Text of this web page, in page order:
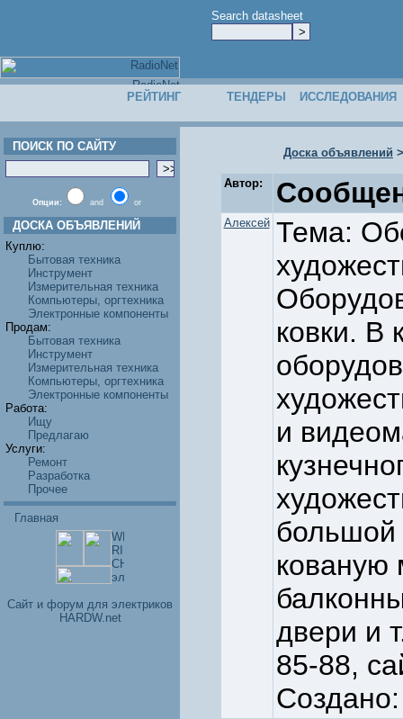
Search datasheet
РЕЙТИНГ ТЕНДЕРЫ ИССЛЕДОВАНИЯ
ПОИСК ПО САЙТУ
Опции: and or
ДОСКА ОБЪЯВЛЕНИЙ
Куплю:
Бытовая техника
Инструмент
Измерительная техника
Компьютеры, оргтехника
Электронные компоненты
Продам:
Бытовая техника
Инструмент
Измерительная техника
Компьютеры, оргтехника
Электронные компоненты
Работа:
Ищу
Предлагаю
Услуги:
Ремонт
Разработка
Прочее
Главная
Cайт и форум для электриков
HARDW.net
Доска объявлений
Автор:
Алексей Тема:
ковки. В
и
большой
кованую
двери и
85-88,